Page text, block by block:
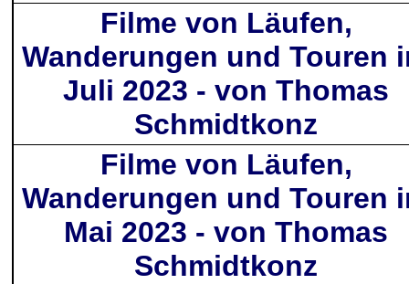
Filme von Läufen,
Wanderungen und Touren
Juli 2023 - von Thomas
Schmidtkonz
Filme von Läufen,
Wanderungen und Touren
Mai 2023 - von Thomas
Schmidtkonz